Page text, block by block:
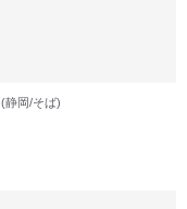
(静岡/そば)